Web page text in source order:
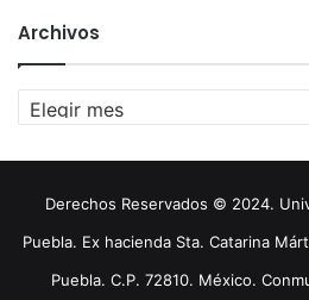
Archivos
Archivos
Derechos Reservados © 2024.
Puebla. Ex hacienda Sta. Catarina
Puebla. C.P. 72810. México.